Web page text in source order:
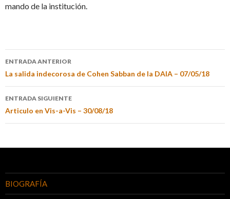
mando de la institución.
ENTRADA ANTERIOR
La salida indecorosa de Cohen Sabban de la DAIA – 07/05/18
ENTRADA SIGUIENTE
Articulo en Vis-a-Vis – 30/08/18
BIOGRAFÍA